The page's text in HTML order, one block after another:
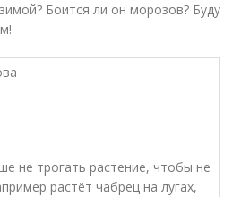
Боится ли он морозов? Буду
не трогать растение, чтобы не
растёт чабрец на лугах,